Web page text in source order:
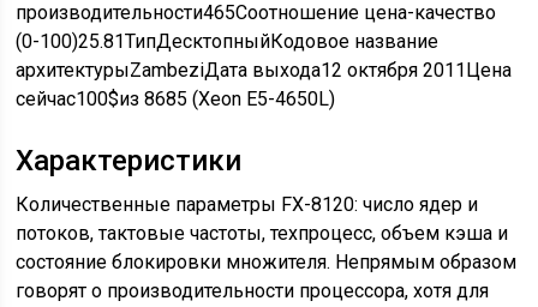
производительности465Соотношение цена-качество
(0-100)25.81ТипДесктопныйКодовое название
архитектурыZambeziДата выхода12 октября 2011Цена
сейчас100$из 8685 (Xeon E5-4650L)
Характеристики
Количественные параметры FX-8120: число ядер и
потоков, тактовые частоты, техпроцесс, объем кэша и
состояние блокировки множителя. Непрямым образом
говорят о производительности процессора, хотя для